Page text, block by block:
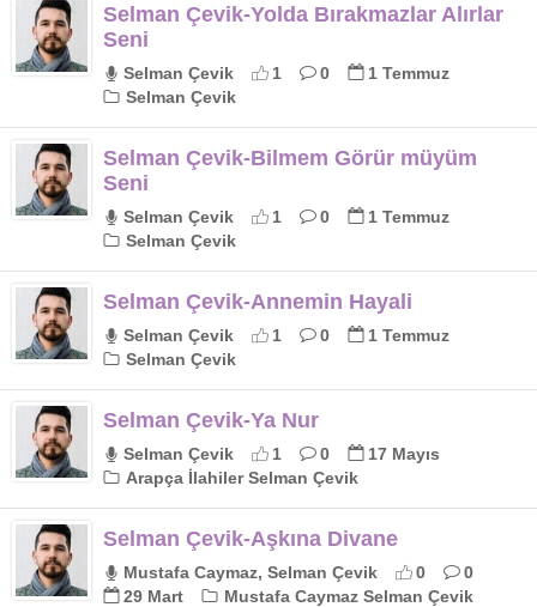
Selman Çevik-Yolda Bırakmazlar Alırlar
Seni
Selman Çevik 1 0
1 Temmuz
Selman Çevik
Selman Çevik-Bilmem Görür müyüm
Seni
Selman Çevik 1 0
1 Temmuz
Selman Çevik
Selman Çevik-Annemin Hayali
Selman Çevik 1 0
1 Temmuz
Selman Çevik
Selman Çevik-Ya Nur
Selman Çevik 1 0
17 Mayıs
Arapça İlahiler Selman Çevik
Selman Çevik-Aşkına Divane
Mustafa Caymaz, Selman Çevik 0
0
29 Mart
Mustafa Caymaz Selman Çevik